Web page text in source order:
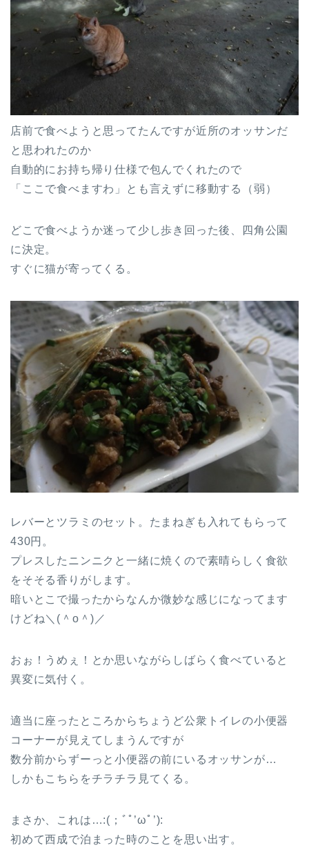
店前で食べようと思ってたんですが近所のオッサンだ
と思われたのか
自動的にお持ち帰り仕様で包んでくれたので
「ここで食べますわ」とも言えずに移動する（弱）
どこで食べようか迷って少し歩き回った後、四角公園
に決定。
すぐに猫が寄ってくる。
レバーとツラミのセット。たまねぎも入れてもらって
430円。
プレスしたニンニクと一緒に焼くので素晴らしく食欲
をそそる香りがします。
暗いとこで撮ったからなんか微妙な感じになってます
けどね＼(＾o＾)／
おぉ！うめぇ！とか思いながらしばらく食べていると
異変に気付く。
適当に座ったところからちょうど公衆トイレの小便器
コーナーが見えてしまうんですが
数分前からずーっと小便器の前にいるオッサンが…
しかもこちらをチラチラ見てくる。
まさか、これは…:(；ﾞﾟ’ωﾟ’):
初めて西成で泊まった時のことを思い出す。